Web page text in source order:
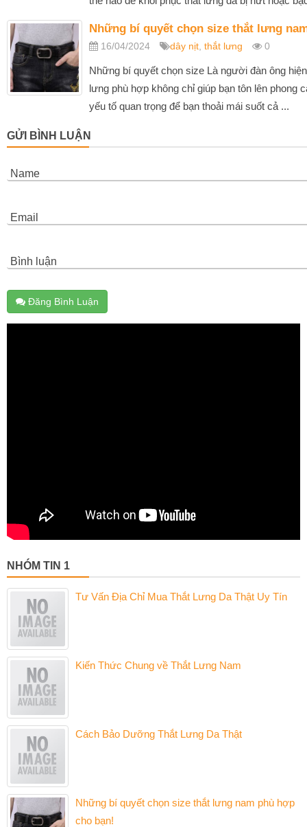
Những bí quyết chọn size thắt lưng
16/04/2024 dây nịt thắt lưng 0
Những bí quyết chọn size Là người đàn ông
lưng phù hợp không chỉ giúp bạn tôn lên phong
yếu tố quan trọng để bạn thoải mái suốt cả ...
GỬI BÌNH LUẬN
Name
Email
Bình luận
Đăng Bình Luận
NHÓM TIN 1
Tư Vấn Địa Chỉ Mua Thắt Lưng Da Thật Uy Tín
Kiến Thức Chung về Thắt Lưng Nam
Cách Bảo Dưỡng Thắt Lưng Da Thật
Những bí quyết chọn size thắt lưng nam phù hợp
cho bạn!